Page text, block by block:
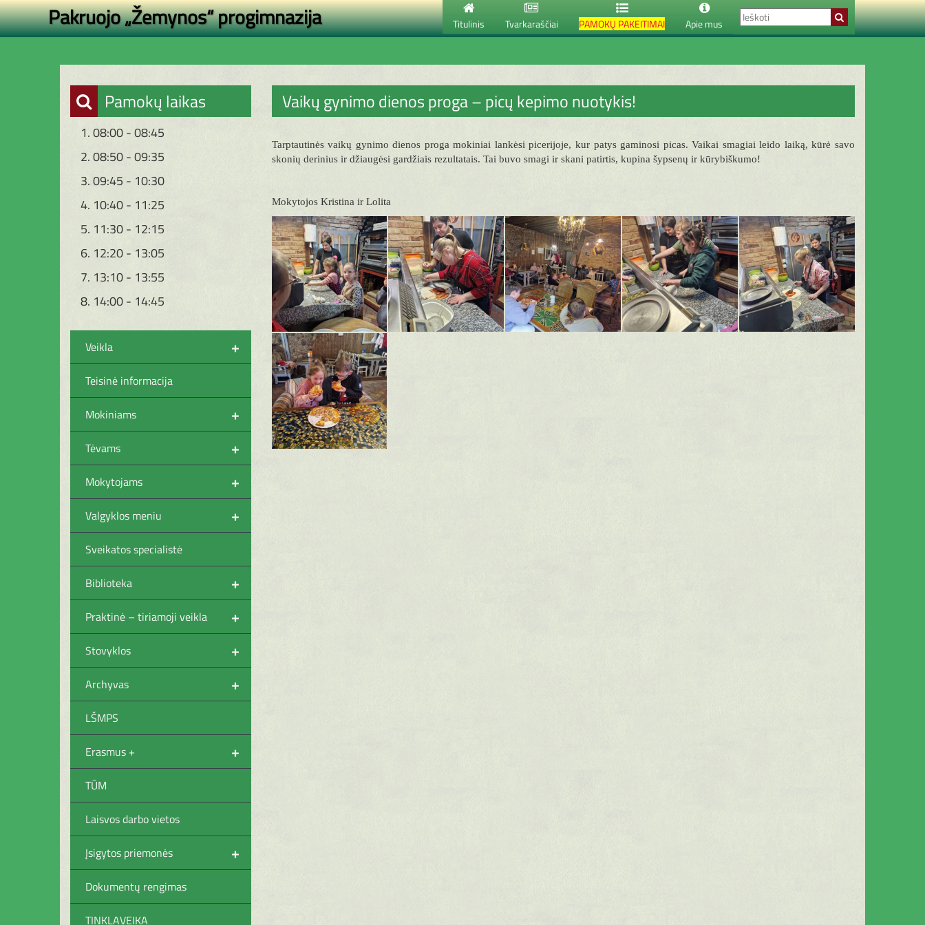
Titulinis Tvarkaraščiai PAMOKŲ PAKEITIMAI Apie mus
Pakruojo „Žemynos“ progimnazija
Pamokų laikas
1. 08:00 - 08:45
2. 08:50 - 09:35
3. 09:45 - 10:30
4. 10:40 - 11:25
5. 11:30 - 12:15
6. 12:20 - 13:05
7. 13:10 - 13:55
8. 14:00 - 14:45
+
Veikla
Teisinė informacija
+
Mokiniams
+
Tėvams
+
Mokytojams
+
Valgyklos meniu
Sveikatos specialistė
+
Biblioteka
+
Praktinė – tiriamoji veikla
+
Stovyklos
+
Archyvas
LŠMPS
+
Erasmus +
TŪM
Laisvos darbo vietos
+
Įsigytos priemonės
Dokumentų rengimas
TINKLAVEIKA
Vaikų gynimo dienos proga – picų kepimo nuotykis!
Tarptautinės vaikų gynimo dienos proga mokiniai lankėsi picerijoje, kur patys gaminosi picas. Vaikai smagiai leido laiką, kūrė savo
skonių derinius ir džiaugėsi gardžiais rezultatais. Tai buvo smagi ir skani patirtis, kupina šypsenų ir kūrybiškumo!
Mokytojos Kristina ir Lolita